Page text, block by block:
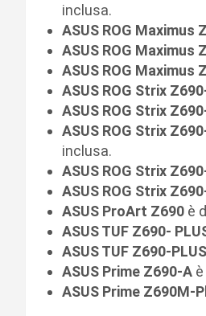
inclusa.
ASUS ROG Maximus
ASUS ROG Maximus
ASUS ROG Maximus
ASUS ROG Strix
ASUS ROG Strix
ASUS ROG Strix
inclusa.
ASUS ROG Strix
ASUS ROG Strix
ASUS ProArt Z690 è
ASUS TUF Z690-
ASUS TUF Z690-
ASUS Prime Z690-A
ASUS Prime Z690M-